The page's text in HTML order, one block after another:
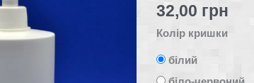
32,00 грн
Колір кришки
білий